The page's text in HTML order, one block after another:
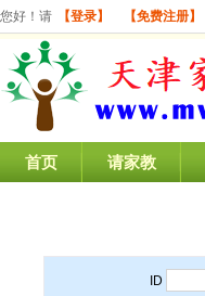
您好！请 【登录】 【免费注册】
首页 请家教
ID